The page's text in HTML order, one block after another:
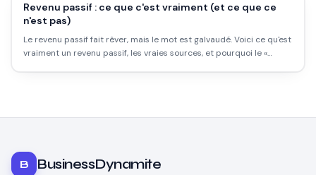
Revenu passif : ce que c'est vraiment (et ce que ce
n'est pas)
Le revenu passif fait rêver, mais le mot est galvaudé. Voici ce qu'est
vraiment un revenu passif, les vraies sources, et pourquoi le «
B BusinessDynamite